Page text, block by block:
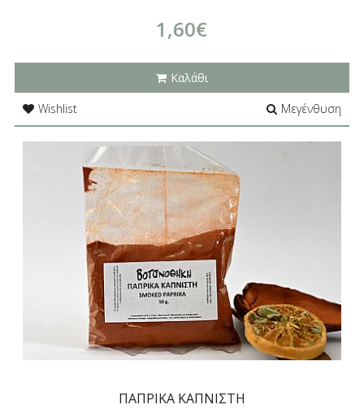
1,60€
Καλάθι
Wishlist
Μεγένθυση
ΠΑΠΡΙΚΑ ΚΑΠΝΙΣΤΗ